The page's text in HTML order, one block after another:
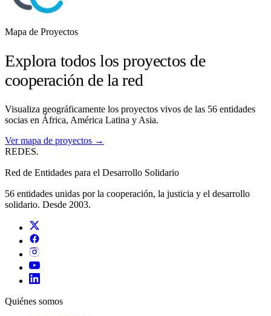
Mapa de Proyectos
Explora todos los proyectos de
cooperación de la red
Visualiza geográficamente los proyectos vivos de las 56 entidades
socias en África, América Latina y Asia.
Ver mapa de proyectos →
REDES.
Red de Entidades para el Desarrollo Solidario
56 entidades unidas por la cooperación, la justicia y el desarrollo
solidario. Desde 2003.
Quiénes somos